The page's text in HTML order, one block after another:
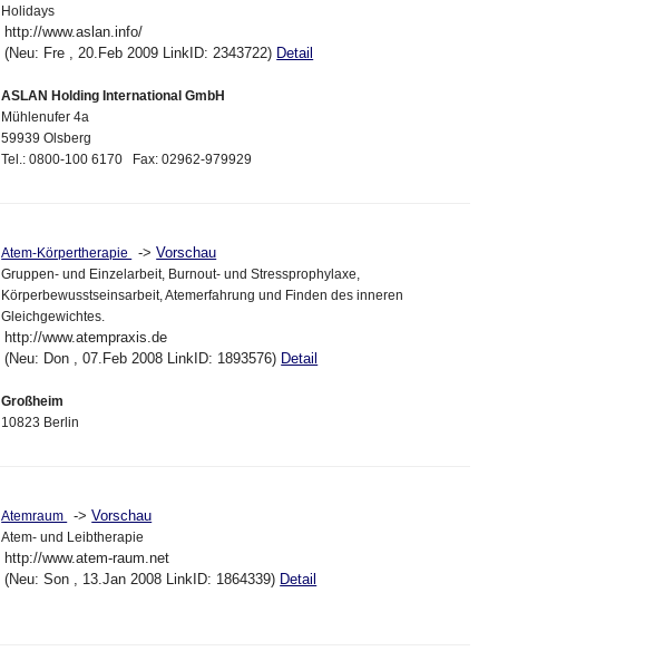
Holidays
http://www.aslan.info/
(Neu: Fre , 20.Feb 2009 LinkID: 2343722) Detail
ASLAN Holding International GmbH
Mühlenufer 4a
59939 Olsberg
Tel.: 0800-100 6170 Fax: 02962-979929
Atem-Körpertherapie ->Vorschau
Gruppen- und Einzelarbeit, Burnout- und Stressprophylaxe,
Körperbewusstseinsarbeit, Atemerfahrung und Finden des inneren
Gleichgewichtes.
http://www.atempraxis.de
(Neu: Don , 07.Feb 2008 LinkID: 1893576) Detail
Großheim
10823 Berlin
Atemraum ->Vorschau
Atem- und Leibtherapie
http://www.atem-raum.net
(Neu: Son , 13.Jan 2008 LinkID: 1864339) Detail